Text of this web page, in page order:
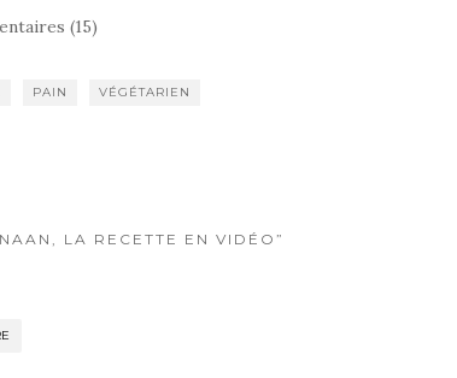
(15)
PAIN VÉGÉTARIEN
LA RECETTE EN VIDÉO”